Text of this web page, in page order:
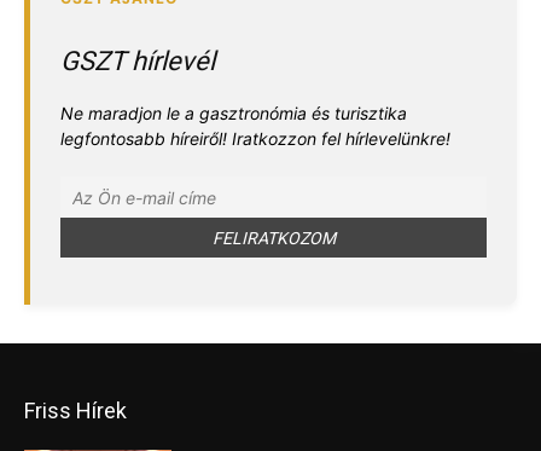
GSZT hírlevél
Ne maradjon le a gasztronómia és turisztika
legfontosabb híreiről! Iratkozzon fel hírlevelünkre!
Friss Hírek